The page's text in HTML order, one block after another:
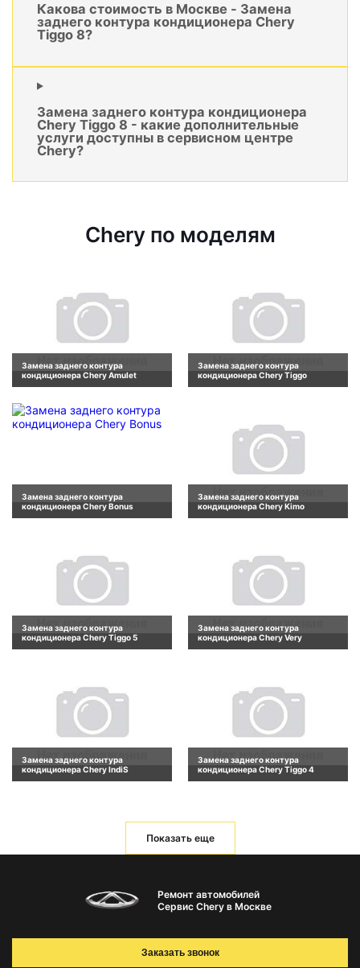
Какова стоимость в Москве - Замена
заднего контура кондиционера Chery
Tiggo 8?
Замена заднего контура кондиционера
Chery Tiggo 8 - какие дополнительные
услуги доступны в сервисном центре
Chery?
Chery по моделям
Замена заднего контура
кондиционера Chery Amulet
Замена заднего контура
кондиционера Chery Tiggo
Замена заднего контура
кондиционера Chery Bonus
Замена заднего контура
кондиционера Chery Kimo
Замена заднего контура
кондиционера Chery Tiggo 5
Замена заднего контура
кондиционера Chery Very
Замена заднего контура
кондиционера Chery IndiS
Замена заднего контура
кондиционера Chery Tiggo 4
Показать еще
Ремонт автомобилей
Сервис Chery в Москве
Заказать звонок